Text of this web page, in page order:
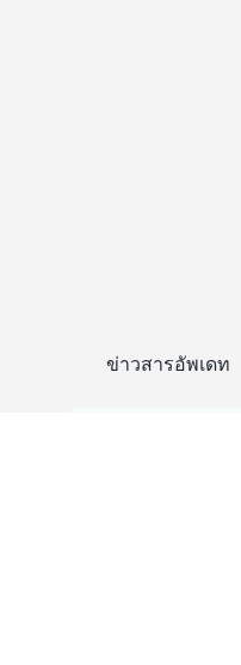
ข่าวสารอัพเดท